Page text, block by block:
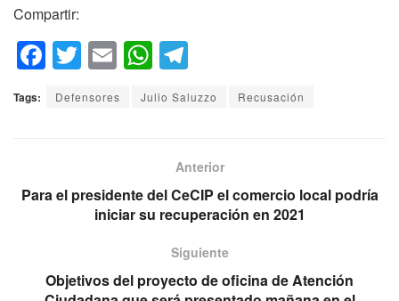
Compartir:
F
a
c
o
T
wi
tt
E
m
ail
W
h
at
p
p
el
e
a
m
Tags: Defensores Julio Saluzzo Recusación
Anterior
Para el presidente del CeCIP el comercio local podría
iniciar su recuperación en 2021
Siguiente
Objetivos del proyecto de oficina de Atención